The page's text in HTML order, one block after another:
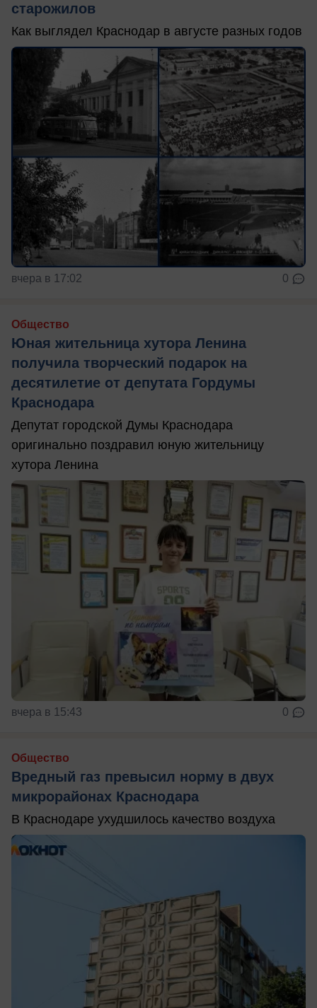
старожилов
Как выглядел Краснодар в августе разных годов
вчера в 17:02 0
Общество
Юная жительница хутора Ленина
получила творческий подарок на
десятилетие от депутата Гордумы
Краснодара
Депутат городской Думы Краснодара
оригинально поздравил юную жительницу
хутора Ленина
вчера в 15:43 0
Общество
Вредный газ превысил норму в двух
микрорайонах Краснодара
В Краснодаре ухудшилось качество воздуха